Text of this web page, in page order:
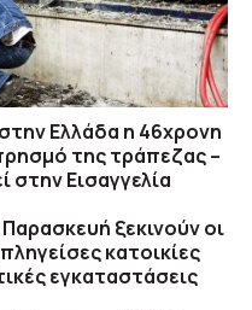
Ελλάδα η 46χρονη
της τράπεζας –
Εισαγγελία
ξεκινούν οι
κατοικίες
εγκαταστάσεις